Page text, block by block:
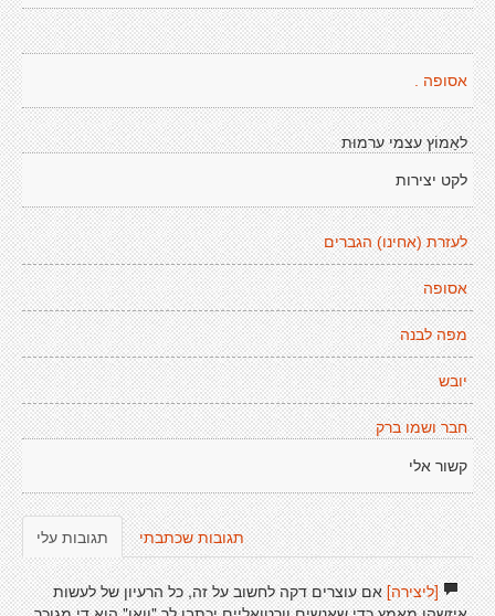
אסופה .
לאֵמוֹץ עצמי ערמוּת
לקט יצירות
לעזרת (אחינו) הגברים
אסופה
מפה לבנה
יובש
חבר ושמו ברק
קשור אלי
תגובות עלי תגובות שכתבתי
[ליצירה]אם עוצרים דקה לחשוב על זה, כל הרעיון של לעשות